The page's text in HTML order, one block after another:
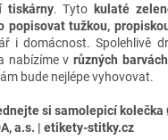
tiskárny. Tyto kulaté
popisovat tužkou,
i domácnost. Spolehlivě
nabízíme vrůzných
bude nejlépe vyhovovat.
si samolepicí
a.s. | etikety-stitky.cz